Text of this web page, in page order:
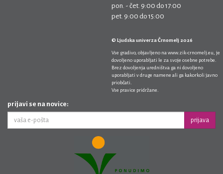
pon. - čet. 9:00 do 17:00
pet. 9:00 do 15:00
© Ljudska univerza Črnomelj 2026
Vse gradivo, objavljeno na www.zik-crnomelj.eu , je
dovoljeno uporabljati le za svoje osebne potrebe.
Brez dovoljenja uredništva ga ni dovoljeno
uporabljati v druge namene ali ga kakorkoli javno
priobčati.
Vse pravice pridržane.
prijavi se na novice:
prijava